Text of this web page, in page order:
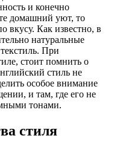
и конечно
домашний уют, то
вкусу. Как известно, в
натуральные
При
стоит помнить о
стиль не
особое внимание
и там, где его не
тонами.
стиля